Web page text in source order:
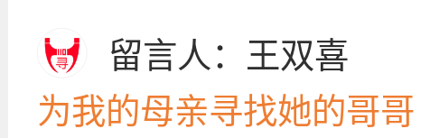
留言人：王双喜
为我的母亲寻找她的哥哥